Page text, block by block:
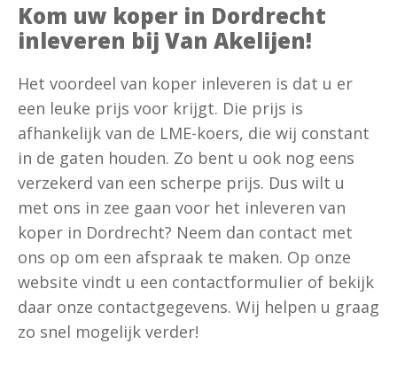
Kom uw koper in Dordrecht
inleveren bij Van Akelijen!
Het voordeel van koper inleveren is dat u er
een leuke prijs voor krijgt. Die prijs is
afhankelijk van de LME-koers, die wij constant
in de gaten houden. Zo bent u ook nog eens
verzekerd van een scherpe prijs. Dus wilt u
met ons in zee gaan voor het inleveren van
koper in Dordrecht? Neem dan contact met
ons op om een afspraak te maken. Op onze
website vindt u een contactformulier of bekijk
daar onze contactgegevens. Wij helpen u graag
zo snel mogelijk verder!